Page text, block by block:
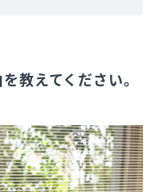
教えてください。